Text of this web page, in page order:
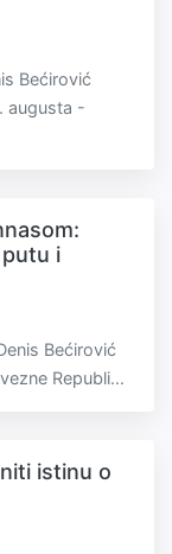
Bećirović
augusta -
i
Bećirović
Republi...
istinu o